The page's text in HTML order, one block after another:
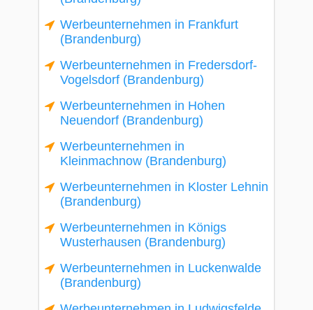
Werbeunternehmen in Frankfurt
(Brandenburg)
Werbeunternehmen in Fredersdorf-
Vogelsdorf (Brandenburg)
Werbeunternehmen in Hohen
Neuendorf (Brandenburg)
Werbeunternehmen in
Kleinmachnow (Brandenburg)
Werbeunternehmen in Kloster Lehnin
(Brandenburg)
Werbeunternehmen in Königs
Wusterhausen (Brandenburg)
Werbeunternehmen in Luckenwalde
(Brandenburg)